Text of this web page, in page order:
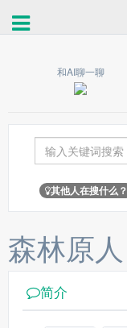
和AI聊一聊
其他人在搜什么？
森林原人
简介